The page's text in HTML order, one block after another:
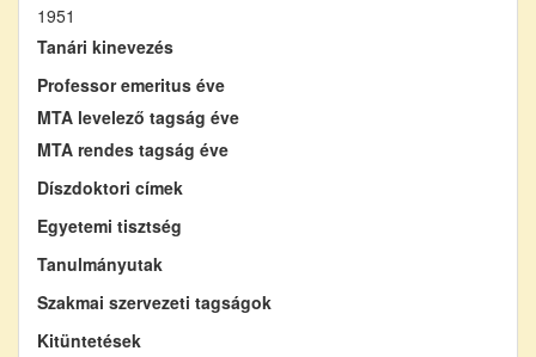
1951
Tanári kinevezés
Professor emeritus éve
MTA levelező tagság éve
MTA rendes tagság éve
Díszdoktori címek
Egyetemi tisztség
Tanulmányutak
Szakmai szervezeti tagságok
Kitüntetések